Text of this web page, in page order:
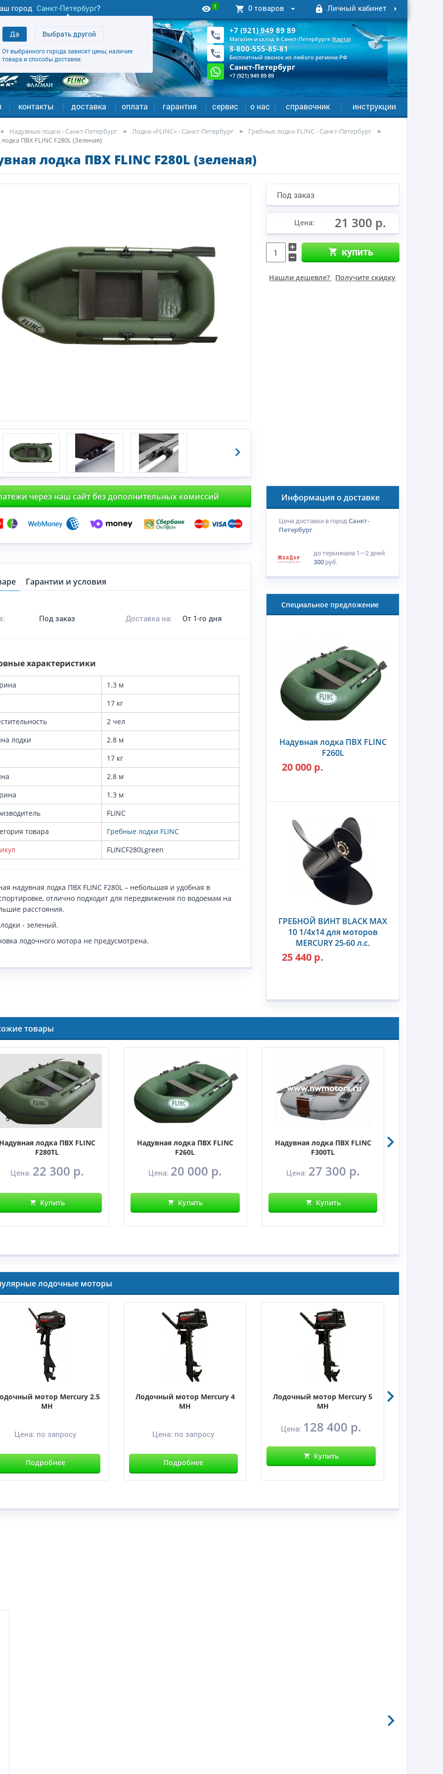
город Санкт-Петербург?
Да Выбрать другой
От выбранного города зависят цены, наличие
товара и способы доставки.
1 0 товаров Личный кабинет
+7 (921) 949 89 89
Магазин и склад в Санкт-Петербурге (Карта)
8-800-555-85-81
Бесплатный звонок из любого региона РФ
Санкт-Петербург
+7 (921) 949 89 89
контакты доставка оплата гарантия сервис о нас справочник инструкции
Надувные лодки - Санкт-Петербург Лодки «FLINC» - Санкт-Петербург
Гребные лодки FLINC - Санкт-Петербург
ПВХ FLINC F280L (Зеленая)
лодка ПВХ FLINC F280L (зеленая)
Под заказ
Цена: 21 300 р.
купить
Нашли дешевле? Получите скидку
через наш сайт без дополнительных комиссий
Гарантии и условия
Под заказ Доставка на: От 1-го дня
характеристики
1.3 м
17 кг
2 чел
лодки
2.8 м
17 кг
2.8 м
1.3 м
FLINC
товара
Гребные лодки FLINC
FLINCF280Lgreen
надувная лодка ПВХ FLINC F280L – небольшая и удобная в
отлично подходит для передвижения по водоемам на
расстояния.
- зеленый.
лодочного мотора не предусмотрена.
Информация о доставке
Цена доставки в городСанкт-
Петербург
до терминала 1—2 дней
300 руб.
Специальное предложение
Надувная лодка ПВХ FLINC
F260L
20 000 р.
ГРЕБНОЙ ВИНТ BLACK MAX
10 1/4x14 для моторов
MERCURY 25-60 л.с.
25 440 р.
товары
Надувная лодка ПВХ FLINC
F280ТL
Цена: 22 300 р.
Купить
Надувная лодка ПВХ FLINC
F260L
Цена: 20 000 р.
Купить
Надувная лодка ПВХ FLINC
F300ТL
Цена: 27 300 р.
Купить
лодочные моторы
мотор Mercury 2.5
MH
Цена: по запросу
Подробнее
Лодочный мотор Mercury 4
MH
Цена: по запросу
Подробнее
Лодочный мотор Mercury 5
MH
Цена: 128 400 р.
Купить